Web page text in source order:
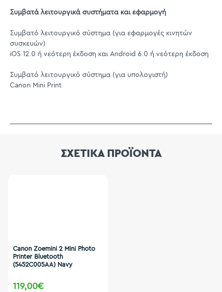
Συμβατά λειτουργικά συστήματα και εφαρμογή
Συμβατό λειτουργικό σύστημα (για εφαρμογές κινητών
συσκευών)
iOS 12.0 ή νεότερη έκδοση και Android 6.0 ή νεότερη έκδοση
Συμβατό λειτουργικό σύστημα (για υπολογιστή)
Canon Mini Print
ΣΧΕΤΙΚΑ ΠΡΟΪΟΝΤΑ
Canon Zoemini 2 Mini Photo
Printer Bluetooth
(5452C005AA) Navy
119,00€